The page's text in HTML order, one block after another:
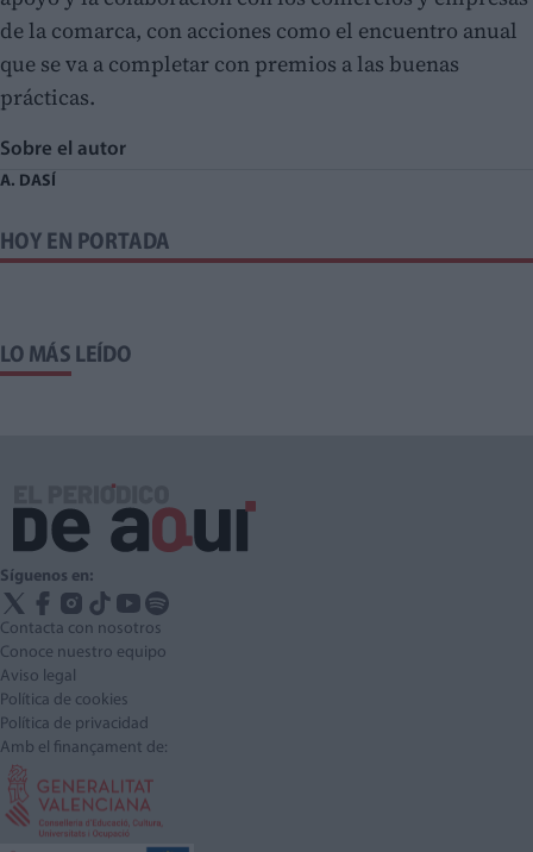
de la comarca, con acciones como el encuentro anual
que se va a completar con premios a las buenas
prácticas.
Sobre el autor
A. DASÍ
HOY EN PORTADA
LO MÁS LEÍDO
Síguenos en:
Contacta con nosotros
Conoce nuestro equipo
Aviso legal
Política de cookies
Política de privacidad
Amb el finançament de: